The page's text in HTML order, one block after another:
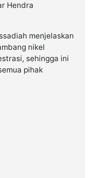
Hendra
menjelaskan
nikel
sehingga ini
pihak